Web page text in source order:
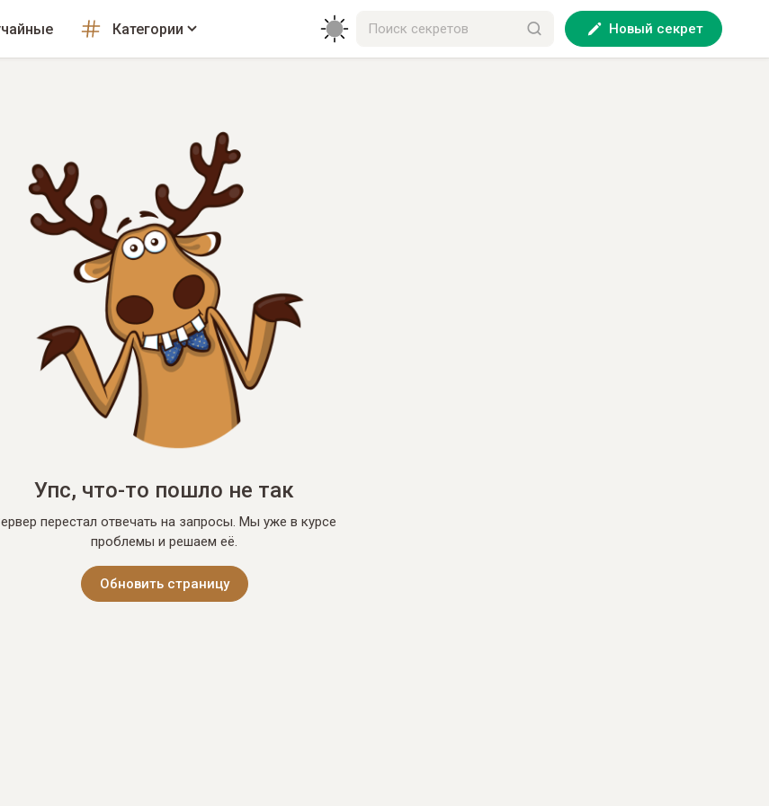
Категории Новый секрет
Упс, что-то пошло не так
перестал отвечать на запросы. Мы уже в курсе
проблемы и решаем её.
Обновить страницу